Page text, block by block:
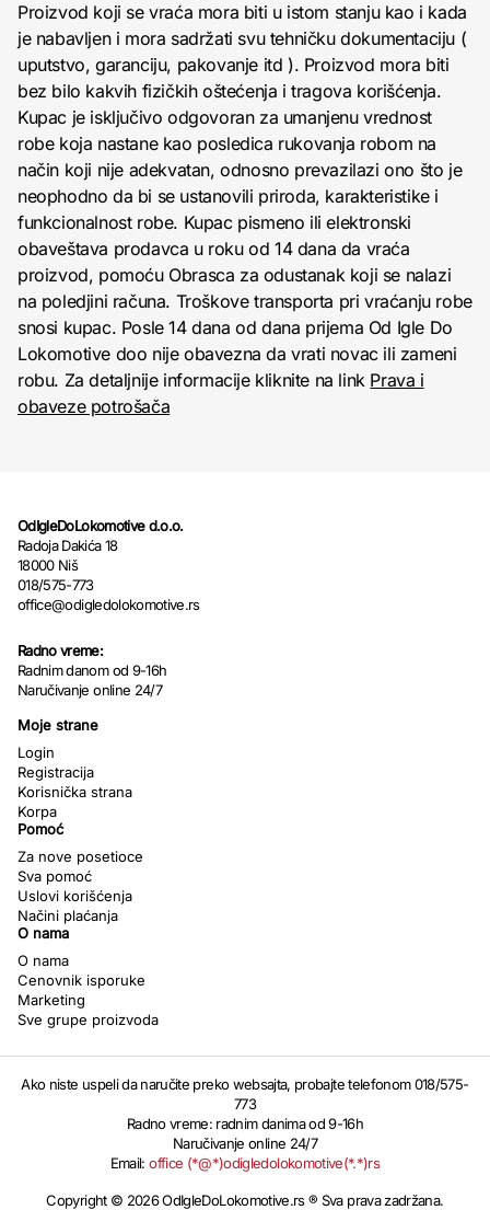
Proizvod koji se vraća mora biti u istom stanju kao i kada
je nabavljen i mora sadržati svu tehničku dokumentaciju (
uputstvo, garanciju, pakovanje itd ). Proizvod mora biti
bez bilo kakvih fizičkih oštećenja i tragova korišćenja.
Kupac je isključivo odgovoran za umanjenu vrednost
robe koja nastane kao posledica rukovanja robom na
način koji nije adekvatan, odnosno prevazilazi ono što je
neophodno da bi se ustanovili priroda, karakteristike i
funkcionalnost robe. Kupac pismeno ili elektronski
obaveštava prodavca u roku od 14 dana da vraća
proizvod, pomoću Obrasca za odustanak koji se nalazi
na poledjini računa. Troškove transporta pri vraćanju robe
snosi kupac. Posle 14 dana od dana prijema Od Igle Do
Lokomotive doo nije obavezna da vrati novac ili zameni
robu. Za detaljnije informacije kliknite na link Prava i
obaveze potrošača
OdIgleDoLokomotive d.o.o.
Radoja Dakića 18
18000 Niš
018/575-773
office@odigledolokomotive.rs
Radno vreme:
Radnim danom od 9-16h
Naručivanje online 24/7
Moje strane
Login
Registracija
Korisnička strana
Korpa
Pomoć
Za nove posetioce
Sva pomoć
Uslovi korišćenja
Načini plaćanja
O nama
O nama
Cenovnik isporuke
Marketing
Sve grupe proizvoda
Ako niste uspeli da naručite preko websajta, probajte telefonom 018/575-
773
Radno vreme: radnim danima od 9-16h
Naručivanje online 24/7
Email:office (*@*)odigledolokomotive(*.*)rs
Copyright © 2026 OdIgleDoLokomotive.rs ® Sva prava zadržana.